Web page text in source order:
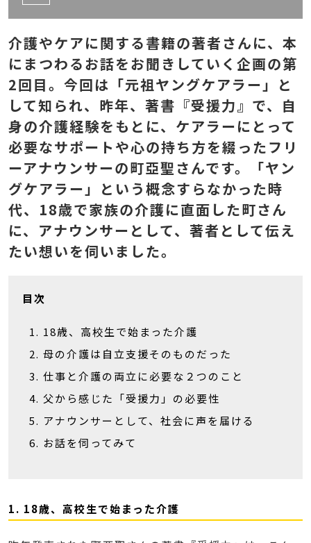
介護やケアに関する書籍の著者さんに、本
にまつわるお話をお聞きしていく企画の第
2回目。今回は「元祖ヤングケアラー」と
して知られ、昨年、著書『受援力』で、自
身の介護経験をもとに、ケアラーにとって
必要なサポートや心の持ち方を綴ったフリ
ーアナウンサーの町亞聖さんです。「ヤン
グケアラー」という概念すらなかった時
代、18歳で家族の介護に直面した町さん
に、アナウンサーとして、著者として伝え
たい想いを伺いました。
目次
18歳、高校生で始まった介護
母の介護は自立支援そのものだった
仕事と介護の両立に必要な２つのこと
父から感じた「受援力」の必要性
アナウンサーとして、社会に声を届ける
お話を伺ってみて
1. 18歳、高校生で始まった介護